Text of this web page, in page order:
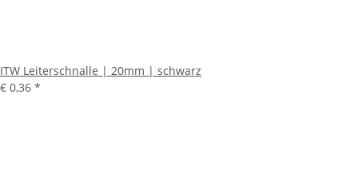
ITW Leiterschnalle | 20mm | schwarz
€ 0,36 *